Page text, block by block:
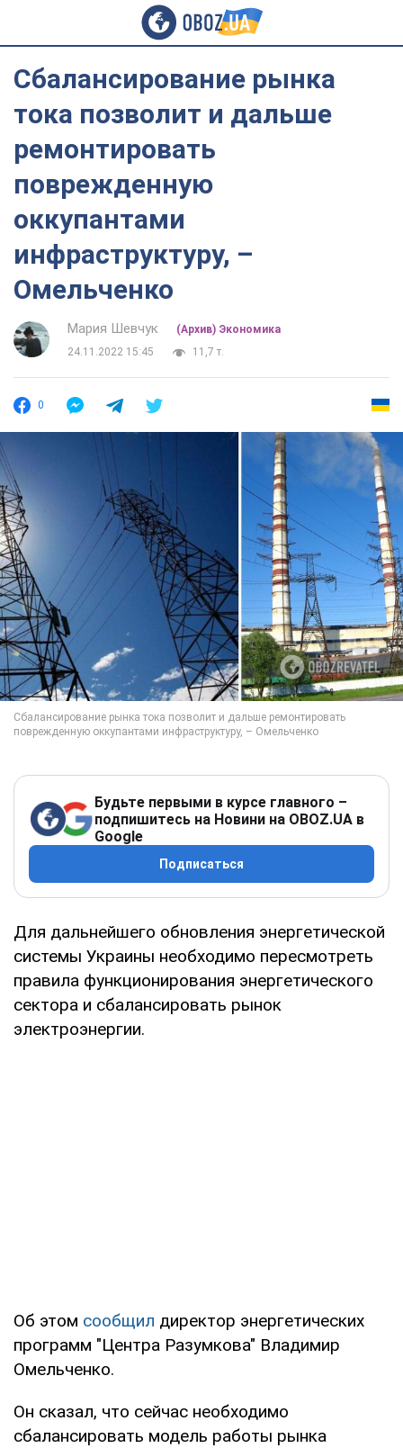
Сбалансирование рынка
тока позволит и дальше
ремонтировать
поврежденную
оккупантами
инфраструктуру, –
Омельченко
Мария Шевчук
(Архив) Экономика
24.11.2022 15:45
11,7 т.
0
Будьте первыми в курсе главного –
подпишитесь на Новини на OBOZ.UA в
Google
Подписаться
Для дальнейшего обновления энергетической
системы Украины необходимо пересмотреть
правила функционирования энергетического
сектора и сбалансировать рынок
электроэнергии.
Об этом сообщил директор энергетических
программ "Центра Разумкова" Владимир
Омельченко.
Он сказал, что сейчас необходимо
сбалансировать модель работы рынка